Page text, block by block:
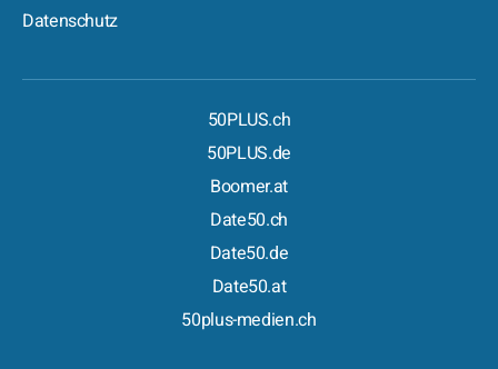
Datenschutz
50PLUS.ch
50PLUS.de
Boomer.at
Date50.ch
Date50.de
Date50.at
50plus-medien.ch